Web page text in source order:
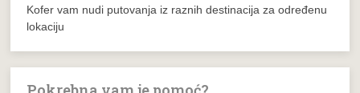
Kofer vam nudi putovanja iz raznih destinacija za određenu
lokaciju